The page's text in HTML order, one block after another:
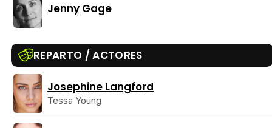
Jenny Gage
REPARTO / ACTORES
Josephine Langford
Tessa Young